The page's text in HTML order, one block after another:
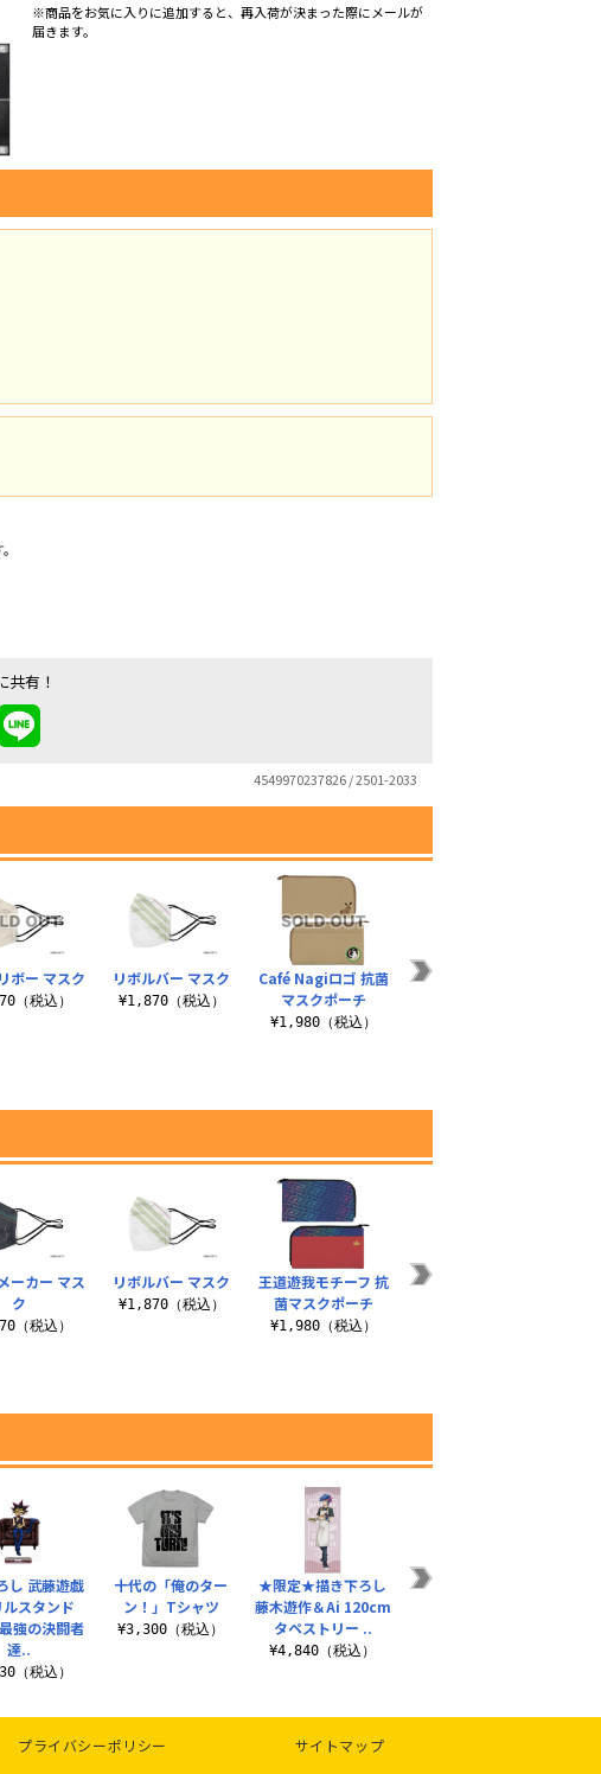
※商品をお気に入りに追加すると、再入荷が決まった際にメールが
届きます。
共有！
4549970237826 / 2501-2033
ボー マスク
（税込）
リボルバー マスク
¥1,870（税込）
Café Nagiロゴ 抗菌
マスクポーチ
¥1,980（税込）
榊遊矢モチーフ 抗菌
ーカー マス
ク
（税込）
リボルバー マスク
¥1,870（税込）
王道遊我モチーフ 抗
菌マスクポーチ
¥1,980（税込）
王道遊我 マスク
し 武藤遊戯
ルスタンド
最強の決闘者
達..
（税込）
十代の「俺のター
ン！」Tシャツ
¥3,300（税込）
★限定★描き下ろし
藤木遊作＆Ai 120cm
タペストリー ..
¥4,840（税込）
闇遊戯 アクリルスタ
プライバシーポリシー サイトマップ